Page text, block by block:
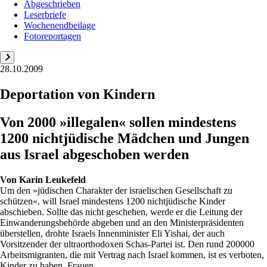
Abgeschrieben
Leserbriefe
Wochenendbeilage
Fotoreportagen
28.10.2009
Deportation von Kindern
Von 2000 »illegalen« sollen mindestens
1200 nichtjüdische Mädchen und Jungen
aus Israel abgeschoben werden
Von Karin Leukefeld
Um den »jüdischen Charakter der israelischen Gesellschaft zu
schützen«, will Israel mindestens 1200 nichtjüdische Kinder
abschieben. Sollte das nicht geschehen, werde er die Leitung der
Einwanderungsbehörde abgeben und an den Ministerpräsidenten
überstellen, drohte Israels Innenminister Eli Yishai, der auch
Vorsitzender der ultraorthodoxen Schas-Partei ist. Den rund 200000
Arbeitsmigranten, die mit Vertrag nach Israel kommen, ist es verboten,